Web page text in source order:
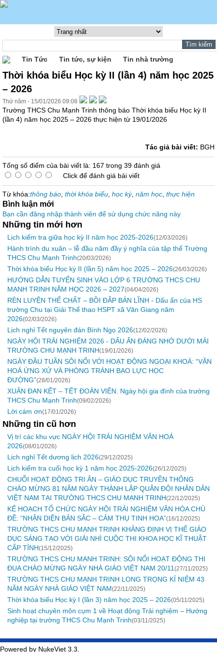
Tin Tức Tin tức, sự kiện Tin nhà trường
Thời khóa biểu Học kỳ II (lần 4) năm học 2025
– 2026
Thứ năm - 15/01/2026 09:08
Trường THCS Chu Mạnh Trinh thông báo Thời khóa biểu Học kỳ II
(lần 4) năm học 2025 – 2026 thực hiện từ 19/01/2026
Tác giả bài viết: BGH
Tổng số điểm của bài viết là: 167 trong 39 đánh giá
Click để đánh giá bài viết
Từ khóa:thông báo thời khóa biểu học kỳ, năm học thực hiện
Bình luận mới
Bạn cần đăng nhập thành viên để sử dụng chức năng này
Những tin mới hơn
Lịch kiểm tra giữa học kỳ II năm học 2025-2026(12/03/2026)
Hành trình du xuân – lễ đầu năm đầy ý nghĩa của tập thể Trường
THCS Chu Mạnh Trinh(20/03/2026)
Thời khóa biểu Học kỳ II (lần 5) năm học 2025 – 2026(26/03/2026)
HƯỚNG DẪN TUYỂN SINH VÀO LỚP 6 TRƯỜNG THCS CHU
MẠNH TRINH NĂM HỌC 2026 – 2027(04/04/2026)
RÈN LUYỆN THỂ CHẤT – BỒI ĐẮP BẢN LĨNH - Dấu ấn của HS
trường Chu tại Giải Thể thao HSPT xã Văn Giang năm
2026(02/03/2026)
Lịch nghỉ Tết nguyên đán Bính Ngọ 2026(12/02/2026)
NGÀY HỘI TRẢI NGHIỆM 2026 - DẤU ẤN ĐÁNG NHỚ DƯỚI MÁI
TRƯỜNG CHU MẠNH TRINH(19/01/2026)
NGÀY ĐẦU TUẦN SÔI NỔI VỚI HOẠT ĐỘNG NGOẠI KHOÁ: “VĂN
HOÁ ỨNG XỬ VÀ PHÒNG TRÁNH BẠO LỰC HỌC
ĐƯỜNG”(28/01/2026)
XUÂN ĐAN KẾT – TẾT ĐOÀN VIÊN. Ngày hội gia đình của trường
THCS Chu Mạnh Trinh(09/02/2026)
Lời cám ơn(17/01/2026)
Những tin cũ hơn
Vị trí các khu vực NGÀY HỘI TRẢI NGHIỆM VĂN HOÁ
2026(08/01/2026)
Lịch nghỉ Tết dương lịch 2026(29/12/2025)
Lịch kiểm tra cuối học kỳ 1 năm học 2025-2026(26/12/2025)
CHUỖI HOẠT ĐỘNG TRI ÂN – GIÁO DỤC TRUYỀN THỐNG
CHÀO MỪNG 81 NĂM NGÀY THÀNH LẬP QUÂN ĐỘI NHÂN DÂN
VIỆT NAM TẠI TRƯỜNG THCS CHU MẠNH TRINH(22/12/2025)
KẾ HOẠCH TỔ CHỨC NGÀY HỘI TRẢI NGHIỆM VĂN HÓA CHỦ
ĐỀ: “NHẬN DIỆN BẢN SẮC – CẢM THỤ TINH HOA”(16/12/2025)
TRƯỜNG THCS CHU MẠNH TRINH KHẲNG ĐỊNH VỊ THẾ GIÁO
DỤC SÁNG TẠO VỚI GIẢI NHÌ CUỘC THI KHOA HỌC KĨ THUẬT
CẤP TỈNH(15/12/2025)
TRƯỜNG THCS CHU MẠNH TRINH: SÔI NỔI HOẠT ĐỘNG THI
ĐUA CHÀO MỪNG NGÀY NHÀ GIÁO VIỆT NAM 20/11 (27/11/2025)
TRƯỜNG THCS CHU MẠNH TRINH LONG TRỌNG KỈ NIỆM 43
NĂM NGÀY NHÀ GIÁO VIỆT NAM(22/11/2025)
Thời khóa biểu Học kỳ I (lần 3) năm học 2025 – 2026(05/11/2025)
Sinh hoạt chuyên môn cụm 1 về Hoạt động Trải nghiệm – Hướng
nghiệp tại trường THCS Chu Mạnh Trinh(03/11/2025)
Powered by NukeViet 3.3.